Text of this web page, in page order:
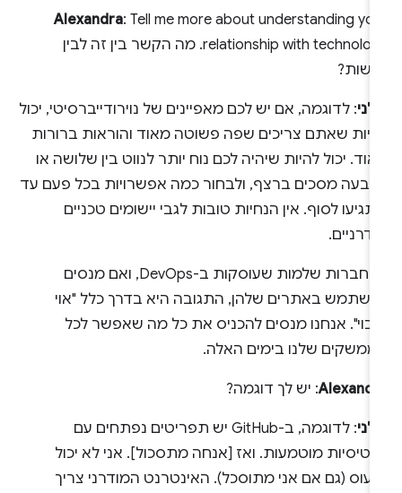
Alexandra: Tell me more about understanding
relationship with technology. מה הקשר בין זה לבין
: לדוגמה, אם יש לכם מאפיינים של נוירודייברסיטי, יכול
שאתם צריכים שפה פשוטה מאוד והוראות ברורות
יכול להיות שיהיה לכם נוח יותר לנווט בין שלושה או
מסכים ברצף, ולבחור כמה אפשרויות בכל פעם עד
לסוף. אין הנחיות טובות לגבי יישומים טכניים
יש חברות שלמות שעוסקות ב-DevOps, ואם מנסים
באתרים שלהן, התגובה היא בדרך כלל "אוי
אנחנו מנסים להכניס את כל מה שאפשר לכל
שלנו בימים האלה.
: יש לך דוגמה?
: לדוגמה, ב-GitHub יש תפריטים נפתחים עם
מוטמעות. ואז [אנחה מתסכול]. אני לא יכול
(גם אם אני מתוסכל). האינטרנט המודרני צריך